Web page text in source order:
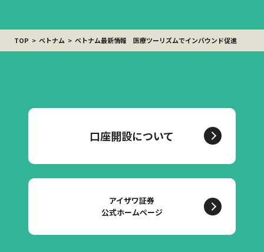
TOP ベトナム ベトナム最新情報 医療ツーリズムでインバウンド促進
口座開設について
アイザワ証券
公式ホームページ